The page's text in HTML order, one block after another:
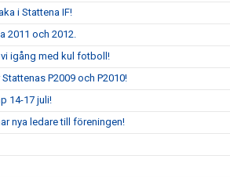
i Stattena IF!
2011 och 2012.
igång med kul fotboll!
P2009 och P2010!
14-17 juli!
nya ledare till föreningen!